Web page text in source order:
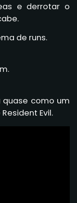
e derrotar o
de runs.
quase como um
Evil.